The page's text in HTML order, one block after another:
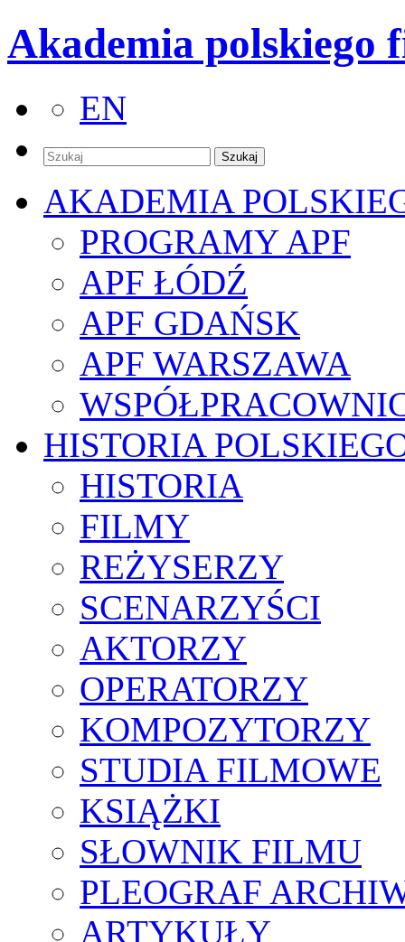
Akademia polskiego
EN
AKADEMIA
PROGRAMY APF
APF ŁÓDŹ
APF GDAŃSK
APF WARSZAWA
HISTORIA
HISTORIA
FILMY
REŻYSERZY
SCENARZYŚCI
AKTORZY
OPERATORZY
KOMPOZYTORZY
STUDIA FILMOWE
KSIĄŻKI
SŁOWNIK FILMU
PLEOGRAF
ARTYKUŁY